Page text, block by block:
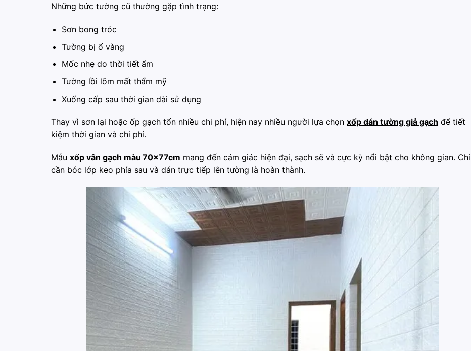
Những bức tường cũ thường gặp tình trạng:
Sơn bong tróc
Tường bị ố vàng
Mốc nhẹ do thời tiết ẩm
Tường lồi lõm mất thẩm mỹ
Xuống cấp sau thời gian dài sử dụng
Thay vì sơn lại hoặc ốp gạch tốn nhiều chi phí, hiện nay nhiều người lựa chọn xốp dán tường giả gạch để tiết
kiệm thời gian và chi phí.
Mẫu xốp vân gạch màu 70x77cm mang đến cảm giác hiện đại, sạch sẽ và cực kỳ nổi bật cho không gian. Chỉ
cần bóc lớp keo phía sau và dán trực tiếp lên tường là hoàn thành.